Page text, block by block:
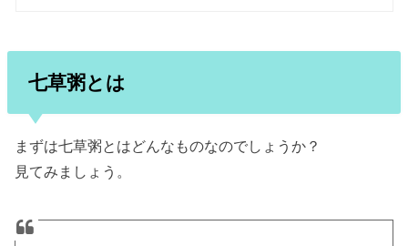
七草粥とは
まずは七草粥とはどんなものなのでしょうか？
見てみましょう。